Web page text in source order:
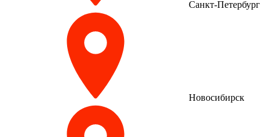
Санкт-Петербург
Новосибирск